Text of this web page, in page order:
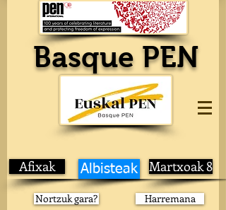
Basque PEN
Afixak Albisteak Martxoak 8
Nortzuk gara?
Harremana